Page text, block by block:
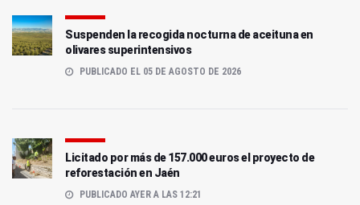
Suspenden la recogida nocturna de aceituna en
olivares superintensivos
PUBLICADO EL 05 DE AGOSTO DE 2026
Licitado por más de 157.000 euros el proyecto de
reforestación en Jaén
PUBLICADO AYER A LAS 12:21